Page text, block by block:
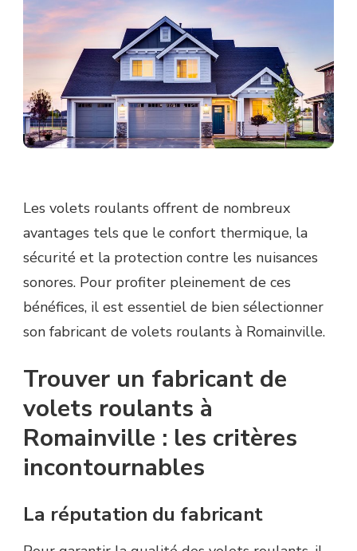
Les volets roulants offrent de nombreux
avantages tels que le confort thermique, la
sécurité et la protection contre les nuisances
sonores. Pour profiter pleinement de ces
bénéfices, il est essentiel de bien sélectionner
son fabricant de volets roulants à Romainville.
Trouver un fabricant de
volets roulants à
Romainville : les critères
incontournables
La réputation du fabricant